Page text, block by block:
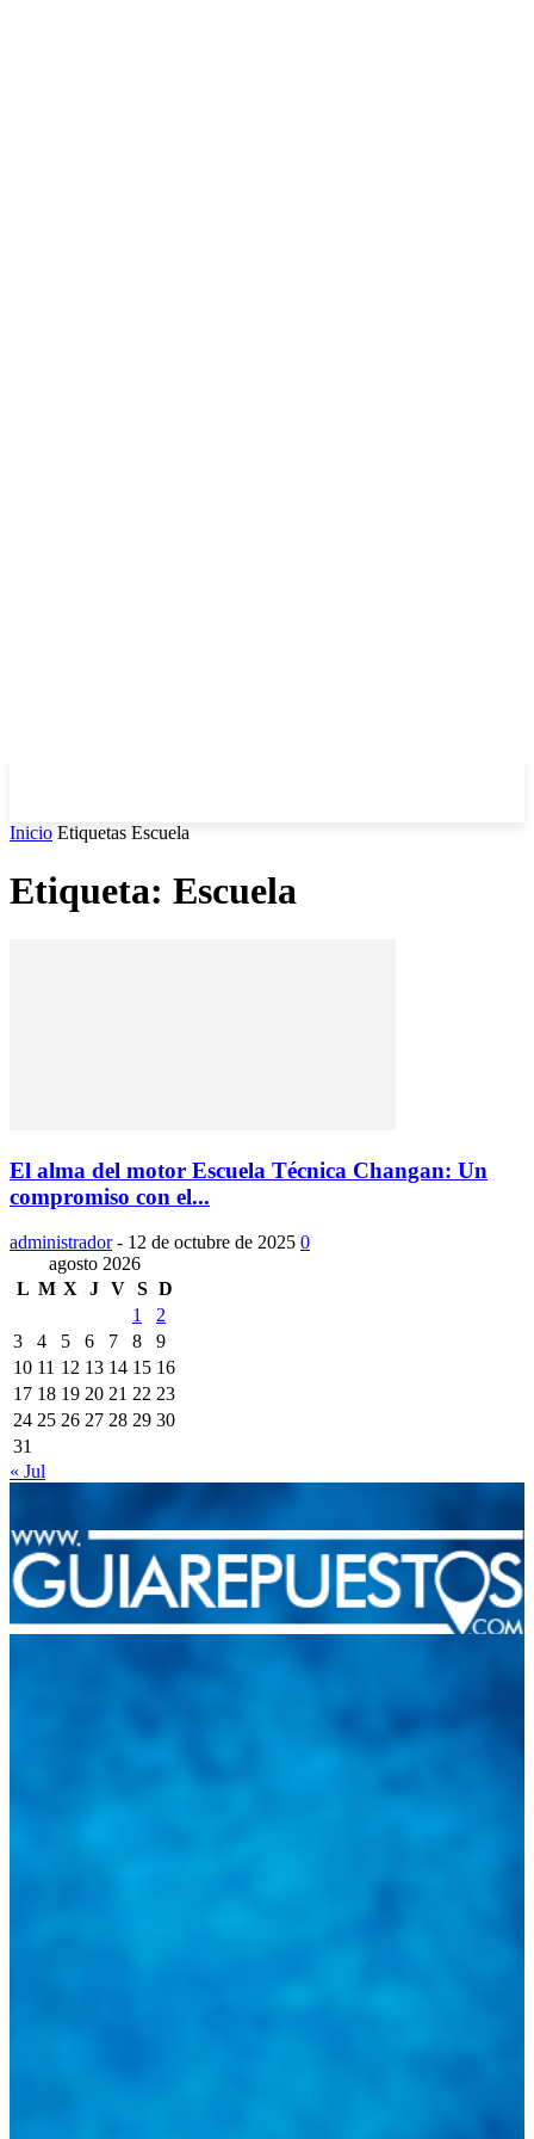
Inicio Etiquetas Escuela
Etiqueta: Escuela
El alma del motor Escuela Técnica Changan: Un
compromiso con el...
administrador - 12 de octubre de 2025 0
agosto 2026
L M X J V S D
1
2
3
4 5 6 7 8
9
10 11 12 13 14 15 16
17 18 19 20 21 22 23
24 25 26 27 28 29 30
31
« Jul